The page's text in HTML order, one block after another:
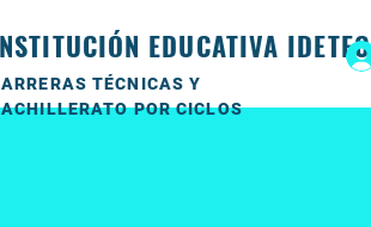
EDUCATIVA IDETEC
TÉCNICAS Y
POR CICLOS